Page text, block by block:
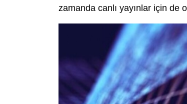
zamanda canlı yayınlar için de